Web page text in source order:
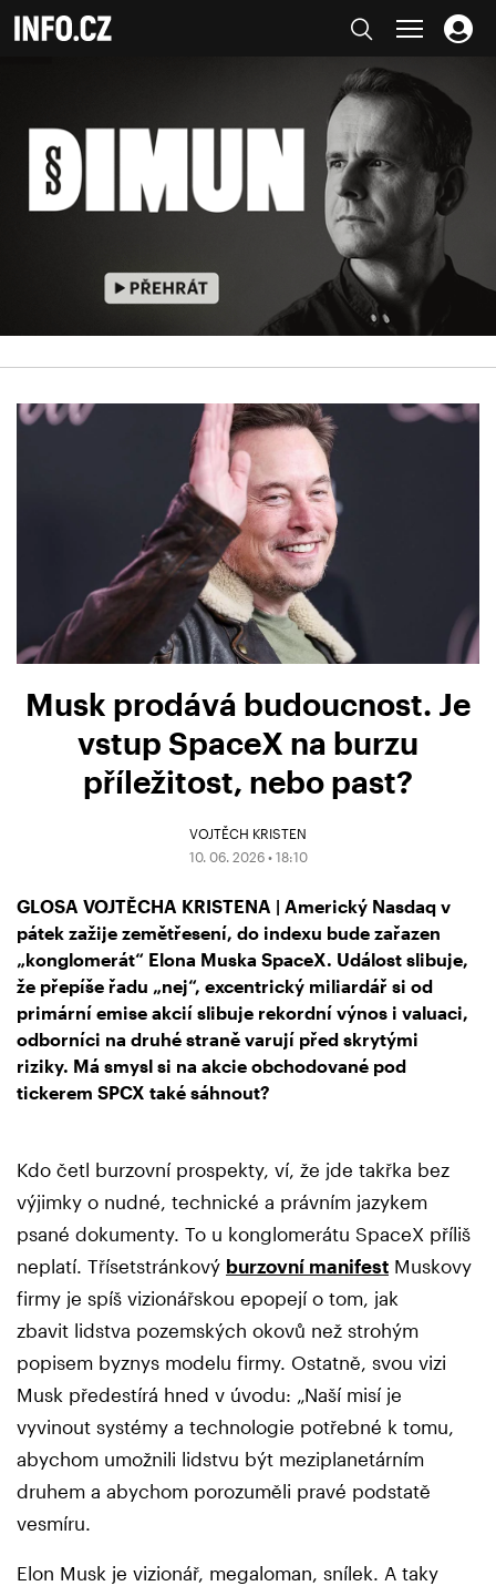
Musk prodává budoucnost. Je
vstup SpaceX na burzu
příležitost, nebo past?
VOJTĚCH KRISTEN
10. 06. 2026 • 18:10
GLOSA VOJTĚCHA KRISTENA | Americký Nasdaq v
pátek zažije zemětřesení, do indexu bude zařazen
„konglomerát“ Elona Muska SpaceX. Událost slibuje,
že přepíše řadu „nej“, excentrický miliardář si od
primární emise akcií slibuje rekordní výnos i valuaci,
odborníci na druhé straně varují před skrytými
riziky. Má smysl si na akcie obchodované pod
tickerem SPCX také sáhnout?
Kdo četl burzovní prospekty, ví, že jde takřka bez
výjimky o nudné, technické a právním jazykem
psané dokumenty. To u konglomerátu SpaceX příliš
neplatí. Třísetstránkový burzovní manifest Muskovy
firmy je spíš vizionářskou epopejí o tom, jak
zbavit lidstva pozemských okovů než strohým
popisem byznys modelu firmy. Ostatně, svou vizi
Musk předestírá hned v úvodu: „Naší misí je
vyvinout systémy a technologie potřebné k tomu,
abychom umožnili lidstvu být meziplanetárním
druhem a abychom porozuměli pravé podstatě
vesmíru.
Elon Musk je vizionář, megaloman, snílek. A taky